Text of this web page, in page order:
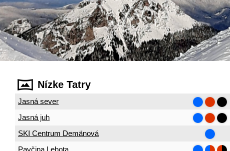
Nízke Tatry
Jasná sever
Jasná juh
SKI Centrum Demänová
Pavčina Lehota